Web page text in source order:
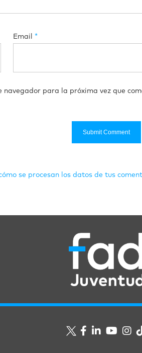
Email *
navegador para la próxima vez que
se procesan los datos de tus